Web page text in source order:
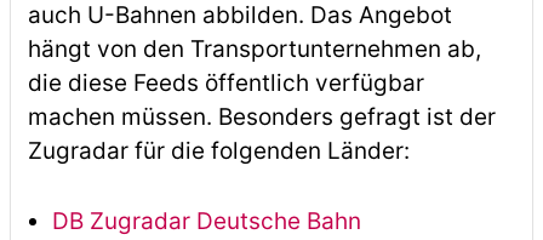
auch U-Bahnen abbilden. Das Angebot
hängt von den Transportunternehmen ab,
die diese Feeds öffentlich verfügbar
machen müssen. Besonders gefragt ist der
Zugradar für die folgenden Länder:
DB Zugradar Deutsche Bahn